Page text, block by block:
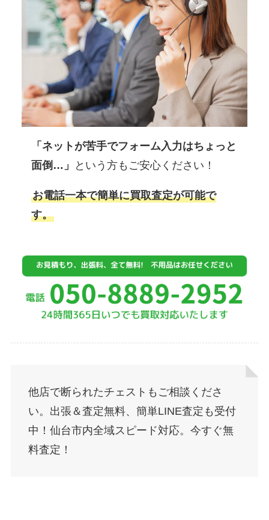
「ネットが苦手でフォーム入力はちょっと
面倒…」
という方もご安心ください！
お電話一本で簡単に買取査定が可能で
す。
他店で断られたチェストもご相談くださ
い。出張＆査定無料、簡単LINE査定も受付
中！仙台市内全域スピード対応。今すぐ無
料査定！